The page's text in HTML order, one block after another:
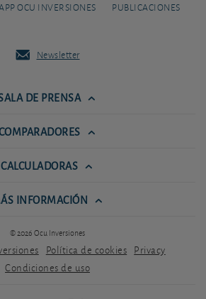
OCU INVERSIONES PUBLICACIONES
Newsletter
DE PRENSA
CALCULADORAS
INFORMACIÓN
© 2026 Ocu Inversiones
Política de cookies Privacy
Condiciones de uso